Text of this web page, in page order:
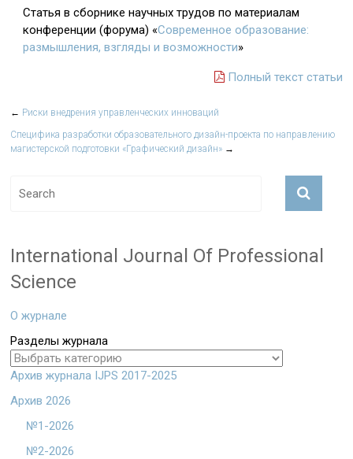
Статья в сборнике научных трудов по материалам
конференции (форума) «Современное образование:
размышления, взгляды и возможности»
Полный текст статьи
← Риски внедрения управленческих инноваций
Специфика разработки образовательного дизайн-проекта по направлению
магистерской подготовки «Графический дизайн» →
International Journal Of Professional
Science
О журнале
Разделы журнала
Архив журнала IJPS 2017-2025
Архив 2026
№1-2026
№2-2026